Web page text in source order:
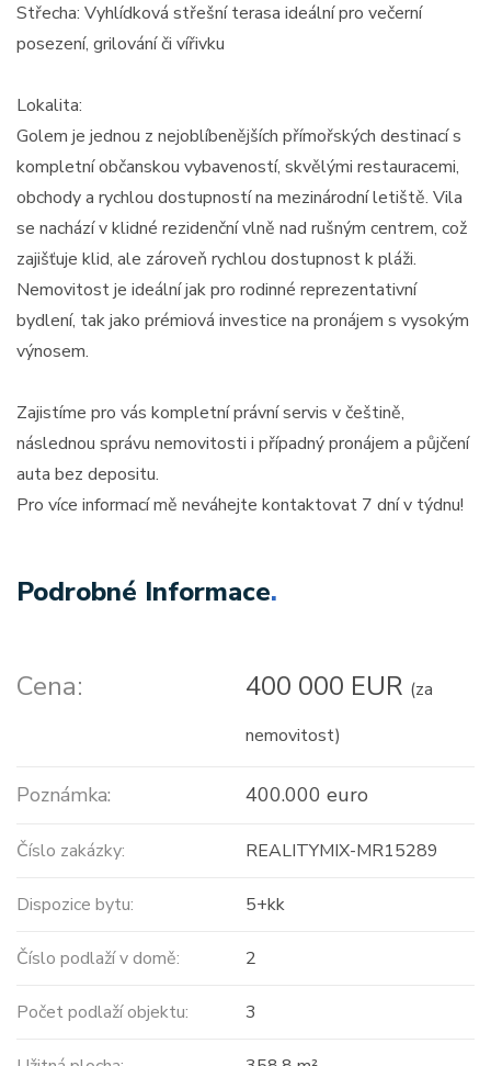
Střecha: Vyhlídková střešní terasa ideální pro večerní
posezení, grilování či vířivku
Lokalita:
Golem je jednou z nejoblíbenějších přímořských destinací s
kompletní občanskou vybaveností, skvělými restauracemi,
obchody a rychlou dostupností na mezinárodní letiště. Vila
se nachází v klidné rezidenční vlně nad rušným centrem, což
zajišťuje klid, ale zároveň rychlou dostupnost k pláži.
Nemovitost je ideální jak pro rodinné reprezentativní
bydlení, tak jako prémiová investice na pronájem s vysokým
výnosem.
Zajistíme pro vás kompletní právní servis v češtině,
následnou správu nemovitosti i případný pronájem a půjčení
auta bez depositu.
Pro více informací mě neváhejte kontaktovat 7 dní v týdnu!
Podrobné Informace.
Cena: 400 000 EUR (za
nemovitost)
Poznámka: 400.000 euro
Číslo zakázky: REALITYMIX-MR15289
Dispozice bytu: 5+kk
Číslo podlaží v domě: 2
Počet podlaží objektu: 3